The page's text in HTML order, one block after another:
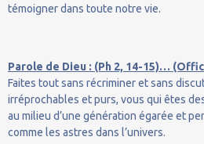
témoigner dans toute notre vie.
Parole de Dieu : (Ph 2, 14-15)…
Faites tout sans récriminer et sans
irréprochables et purs, vous qui êtes
au milieu d’une génération égarée et
comme les astres dans l’univers.